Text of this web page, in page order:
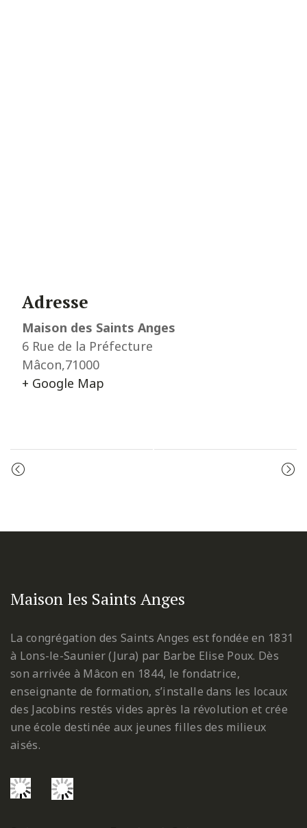
Adresse
Maison des Saints Anges
6 Rue de la Préfecture
Mâcon,71000
+ Google Map
Event
Maison les Saints Anges
La congrégation des Saints Anges est fondée en 1831
à Lons-le-Saunier (Jura) par Barbe Elise Poux. Dès
son arrivée à Mâcon en 1844, le fondatrice,
enseignante de formation, s’installe dans les locaux
des Jacobins restés vides après la révolution et crée
une école destinée aux jeunes filles des milieux
aisés.